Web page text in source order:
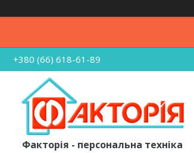
+380 (66) 618-61-89
Факторія - персональна техніка